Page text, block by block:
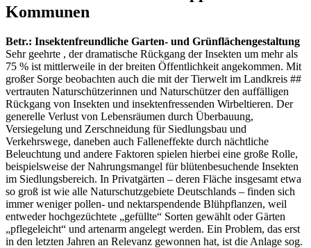
Kommunen
Betr.: Insektenfreundliche Garten- und Grünflächengestaltung
Sehr geehrte , der dramatische Rückgang der Insekten um mehr als
75 % ist mittlerweile in der breiten Öffentlichkeit angekommen. Mit
großer Sorge beobachten auch die mit der Tierwelt im Landkreis ##
vertrauten Naturschützerinnen und Naturschützer den auffälligen
Rückgang von Insekten und insektenfressenden Wirbeltieren. Der
generelle Verlust von Lebensräumen durch Überbauung,
Versiegelung und Zerschneidung für Siedlungsbau und
Verkehrswege, daneben auch Falleneffekte durch nächtliche
Beleuchtung und andere Faktoren spielen hierbei eine große Rolle,
beispielsweise der Nahrungsmangel für blütenbesuchende Insekten
im Siedlungsbereich. In Privatgärten – deren Fläche insgesamt etwa
so groß ist wie alle Naturschutzgebiete Deutschlands – finden sich
immer weniger pollen- und nektarspendende Blühpflanzen, weil
entweder hochgezüchtete „gefüllte“ Sorten gewählt oder Gärten
„pflegeleicht“ und artenarm angelegt werden. Ein Problem, das erst
in den letzten Jahren an Relevanz gewonnen hat, ist die Anlage sog.